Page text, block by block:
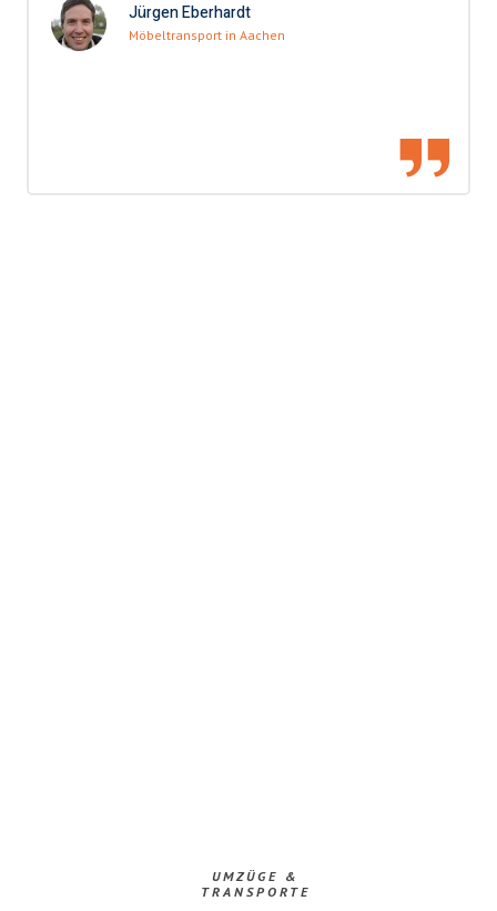
Jürgen Eberhardt
Möbeltransport in Aachen
UMZÜGE &
TRANSPORTE